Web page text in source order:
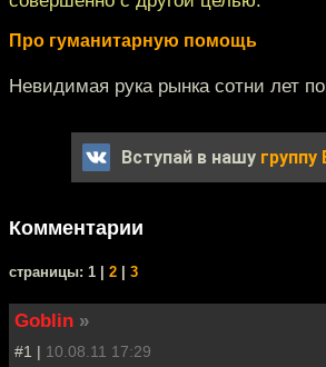
Про гуманитарную помощь
Невидимая рука рынка сотни лет
Вступай в нашу
Комментарии
cтраницы: 1 | 2 3
Goblin »
#1 | 10.08.11 17:29